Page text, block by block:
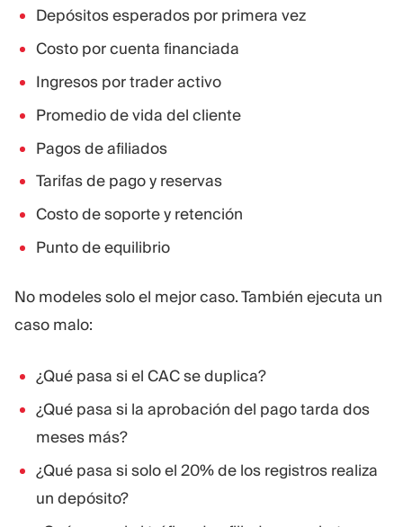
Depósitos esperados por primera vez
Costo por cuenta financiada
Ingresos por trader activo
Promedio de vida del cliente
Pagos de afiliados
Tarifas de pago y reservas
Costo de soporte y retención
Punto de equilibrio
No modeles solo el mejor caso. También ejecuta un
caso malo:
¿Qué pasa si el CAC se duplica?
¿Qué pasa si la aprobación del pago tarda dos
meses más?
¿Qué pasa si solo el 20% de los registros realiza
un depósito?